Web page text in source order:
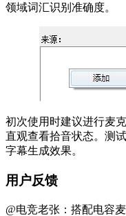
领域词汇识别准确度。
初次使用时建议进行麦
直观查看拾音状态。测
字幕生成效果。
用户反馈
@电竞老张：搭配电容